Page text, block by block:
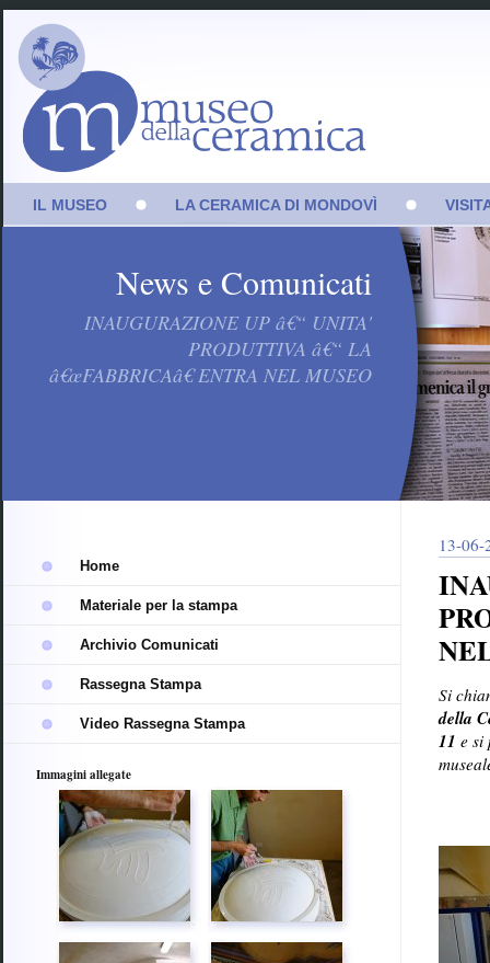
IL MUSEO
Marco Levi: imprenditore,
Mondovì e il territorio
trasparente
LA CERAMICA DI MONDOVÌ
Il ciclo produttivo
Sale
News e Comunicati
INAUGURAZIONE UP â€“ UNITA'
PRODUTTIVA â€“ LA
â€œFABBRICAâ€ ENTRA NEL MUSEO
Home
Materiale per la stampa
Archivio Comunicati
Rassegna Stampa
Video Rassegna Stampa
Immagini allegate
13-06-
Si
della
11 e si